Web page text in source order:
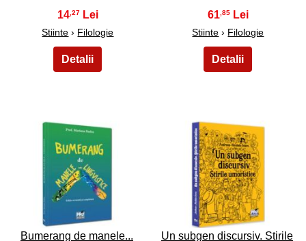
14,27
Stiinte › Filologie
61,85
Stiinte › Filologie
31
Bumerang de manele...
32
Un subgen discursiv. Stirile